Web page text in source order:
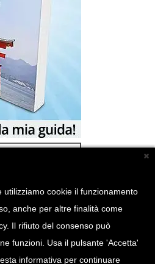
utilizziamo cookie il funzionamento
anche per altre finalità come
Il rifiuto del consenso può
funzioni. Usa il pulsante 'Accetta'
informativa per continuare